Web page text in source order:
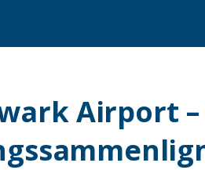
Airport –